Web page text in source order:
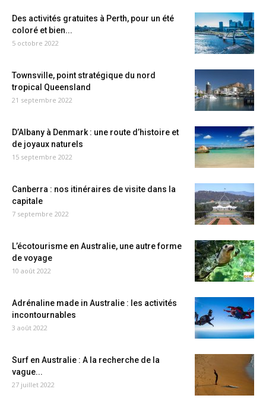
Des activités gratuites à Perth, pour un été
coloré et bien...
5 octobre 2022
Townsville, point stratégique du nord
tropical Queensland
21 septembre 2022
D’Albany à Denmark : une route d’histoire et
de joyaux naturels
15 septembre 2022
Canberra : nos itinéraires de visite dans la
capitale
7 septembre 2022
L’écotourisme en Australie, une autre forme
de voyage
10 août 2022
Adrénaline made in Australie : les activités
incontournables
3 août 2022
Surf en Australie : A la recherche de la
vague...
27 juillet 2022